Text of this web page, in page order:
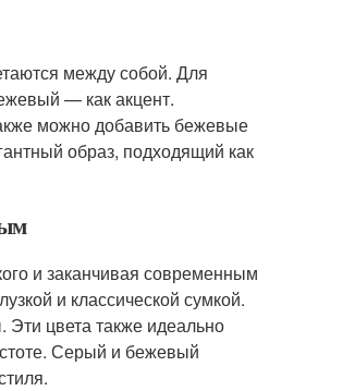
между собой. Для
— как акцент.
можно добавить бежевые
образ, подходящий как
и заканчивая современным
и классической сумкой.
цвета также идеально
Серый и бежевый